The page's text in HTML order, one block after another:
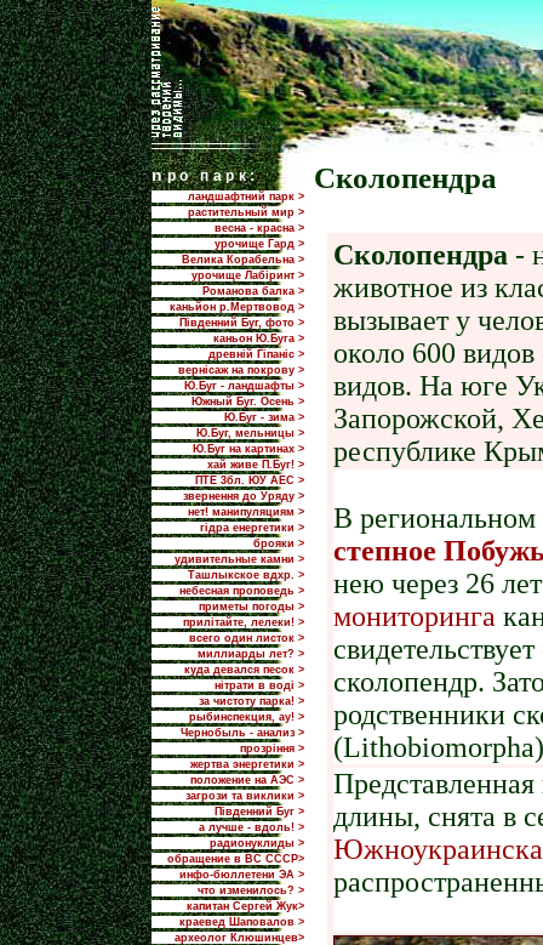
nро парк:
ландшафтний парк >
растительный мир >
весна - красна >
урочище Гард >
Велика Корабельна >
урочище Лабіринт >
Романова балка >
каньйон р.Мертвовод >
Південний Буг, фото >
каньон Ю.Буга >
древній Гіпаніс >
вернісаж на покрову >
Ю.Буг - ландшафты >
Южный Буг. Осень >
Ю.Буг - зима >
Ю.Буг, мельницы >
Ю.Буг на картинах >
хай живе П.Буг! >
ПТЕ 3бл. ЮУ АЕС >
звернення до Уряду >
нет! манипуляциям >
гідра енергетики >
брояки >
удивительные камни >
Ташлыкское вдхр. >
небесная проповедь >
приметы погоды >
прилiтайте, лелеки! >
всего один листок >
миллиарды лет? >
куда девался песок >
нітрати в воді >
за чистоту парка! >
рыбинспекция, ау! >
Чернобыль - анализ >
прозріння >
жертва энергетики >
положение на АЭС >
загрози та виклики >
Пiвденний Буг >
а лучше - вдоль! >
радионуклиды >
обращение в ВС СССР>
инфо-бюллетени ЭА >
что изменилось? >
капитан Сергей Жук>
краевед Шаповалов >
археолог Клюшинцев>
Сколопендра
Сколопендра -
животное из
вызывает у
около 600
видов. На юге
Запорожской,
республике
В региональном
степное
нею через 26
мониторинга
сколопендр.
родственники
длины, снята в
Южноукраинска